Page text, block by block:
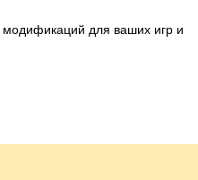
для ваших игр и